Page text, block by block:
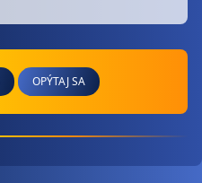
OPÝTAJ SA